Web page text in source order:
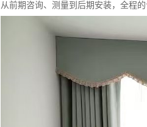
从前期咨询、测量到后期安装，全程